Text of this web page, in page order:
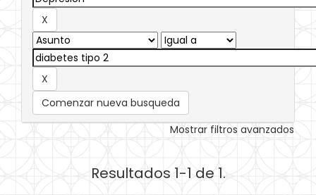
Comenzar nueva busqueda
Mostrar filtros avanzados
Resultados 1-1 de 1.